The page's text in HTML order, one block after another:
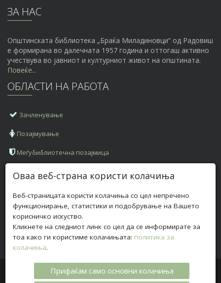
ЗА НАС
Општинската библиотека „Браќа Миладиновци“ од Радовиш
е формирана во далечната 1957 година и оттогаш активно
учествува во јавниот и културниот живот на општината.
Повеќе...
ОБЛАСТИ НА РАБОТА
Зачленување
Позајмување
Меѓубиблиотечна позајмица
КОНТАКТ ИНФОРМАЦИИ
Адреса:ул. „Илинденска" бб, 2420 Радовиш
Телефон:+ 389 (0)32 630 028
Е-пошта:biblioteka@bibliotekaradovis.org.mk
Авторски права © 2017 ОНБ „Браќа Миладиновци“ -
Оваа веб-страна користи колачиња
Веб-страницата користи колачиња со цел непречено
функционирање, статистики и подобрување на Вашето
корисничко искуство.
Кликнете на следниот линк со цел да се информирате за
тоа како ги користиме колачињата: политика за
колачиња.
Прифаќам само основни колачиња